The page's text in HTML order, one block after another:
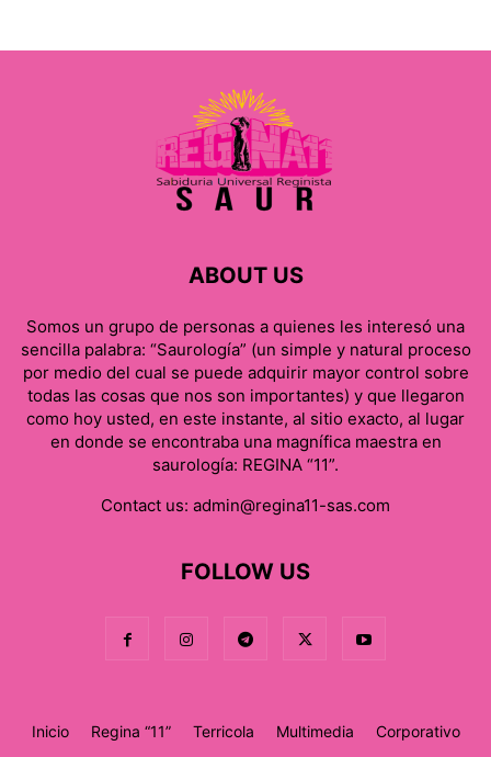
ABOUT US
Somos un grupo de personas a quienes les interesó una
sencilla palabra: “Saurología” (un simple y natural proceso
por medio del cual se puede adquirir mayor control sobre
todas las cosas que nos son importantes) y que llegaron
como hoy usted, en este instante, al sitio exacto, al lugar
en donde se encontraba una magnífica maestra en
saurología: REGINA “11”.
Contact us: admin@regina11-sas.com
FOLLOW US
Inicio Regina “11” Terricola Multimedia Corporativo